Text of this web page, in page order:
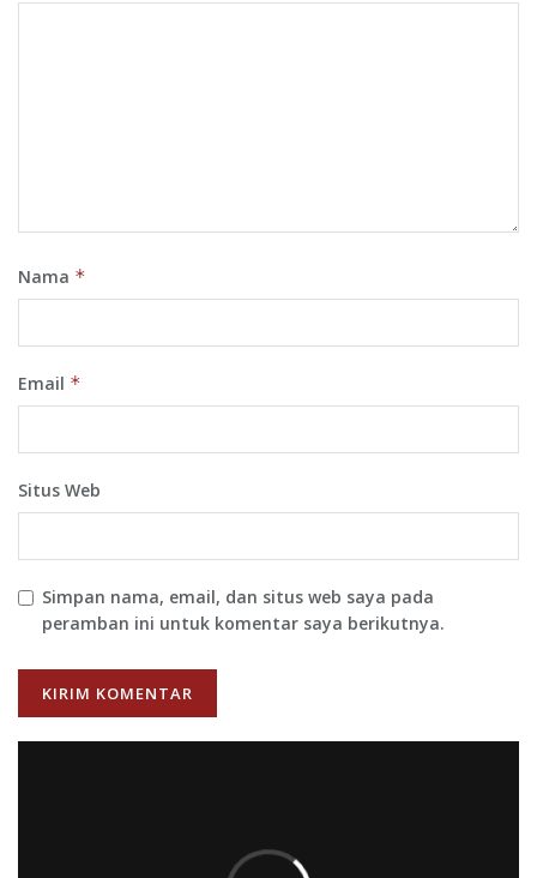
Nama *
Email *
Situs Web
Simpan nama, email, dan situs web saya pada
peramban ini untuk komentar saya berikutnya.